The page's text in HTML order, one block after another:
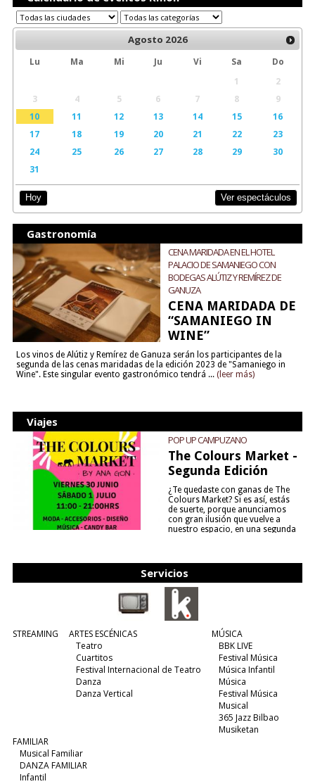
Agosto 2026
Lu Ma Mi Ju Vi Sa
Do
1
2
3
4 5 6 7 8
9
10
11 12 13 14 15
16
17
18 19 20 21 22
23
24
25 26 27 28 29
30
31
Hoy Ver espectáculos
Gastronomía
CENA MARIDADA EN EL HOTEL
PALACIO DE SAMANIEGO CON
BODEGAS ALÚTIZ Y REMÍREZ DE
GANUZA
CENA MARIDADA DE
“SAMANIEGO IN
WINE”
Los vinos de Alútiz y Remírez de Ganuza serán los participantes de la
segunda de las cenas maridadas de la edición 2023 de "Samaniego in
Wine". Este singular evento gastronómico tendrá ... (leer más)
Viajes
POP UP CAMPUZANO
The Colours Market -
Segunda Edición
¿Te quedaste con ganas de The
Colours Market? Si es así, estás
de suerte, porque anunciamos
con gran ilusión que vuelve a
nuestro espacio, en una segunda
Servicios
STREAMING
ARTES ESCÉNICAS
Teatro
Cuartitos
Festival Internacional de Teatro
Danza
Danza Vertical
MÚSICA
BBK LIVE
Festival Música
Música Infantil
Música
Festival Música
Musical
365 Jazz Bilbao
Musiketan
FAMILIAR
Musical Familiar
DANZA FAMILIAR
Infantil